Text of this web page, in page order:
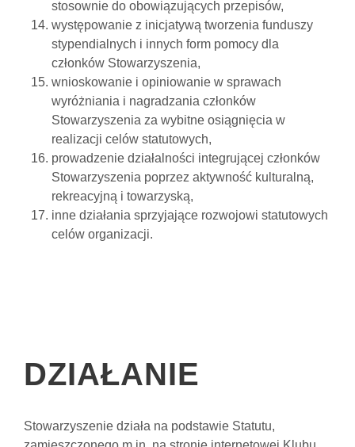
stosownie do obowiązujących przepisów,
występowanie z inicjatywą tworzenia funduszy
stypendialnych i innych form pomocy dla
członków Stowarzyszenia,
wnioskowanie i opiniowanie w sprawach
wyróżniania i nagradzania członków
Stowarzyszenia za wybitne osiągnięcia w
realizacji celów statutowych,
prowadzenie działalności integrującej członków
Stowarzyszenia poprzez aktywność kulturalną,
rekreacyjną i towarzyską,
inne działania sprzyjające rozwojowi statutowych
celów organizacji.
DZIAŁANIE
Stowarzyszenie działa na podstawie Statutu,